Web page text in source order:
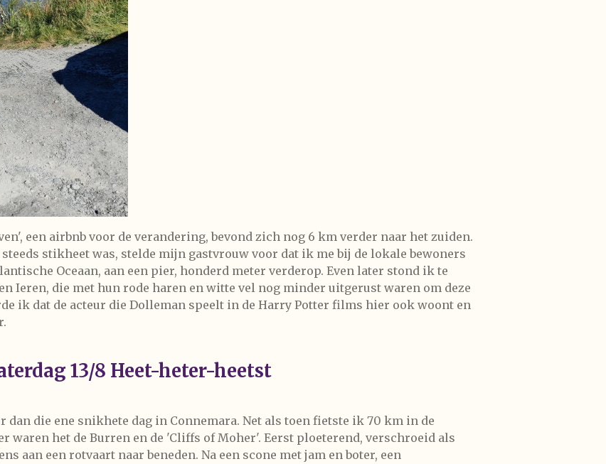
een airbnb voor de verandering, bevond zich nog 6 km verder naar het zuiden.
stikheet was, stelde mijn gastvrouw voor dat ik me bij de lokale bewoners
Oceaan, aan een pier, honderd meter verderop. Even later stond ik te
Ieren, die met hun rode haren en witte vel nog minder uitgerust waren om deze
ik dat de acteur die Dolleman speelt in de Harry Potter films hier ook woont en
13/8 Heet-heter-heetst
dan die ene snikhete dag in Connemara. Net als toen fietste ik 70 km in de
waren het de Burren en de 'Cliffs of Moher'. Eerst ploeterend, verschroeid als
aan een rotvaart naar beneden. Na een scone met jam en boter, een